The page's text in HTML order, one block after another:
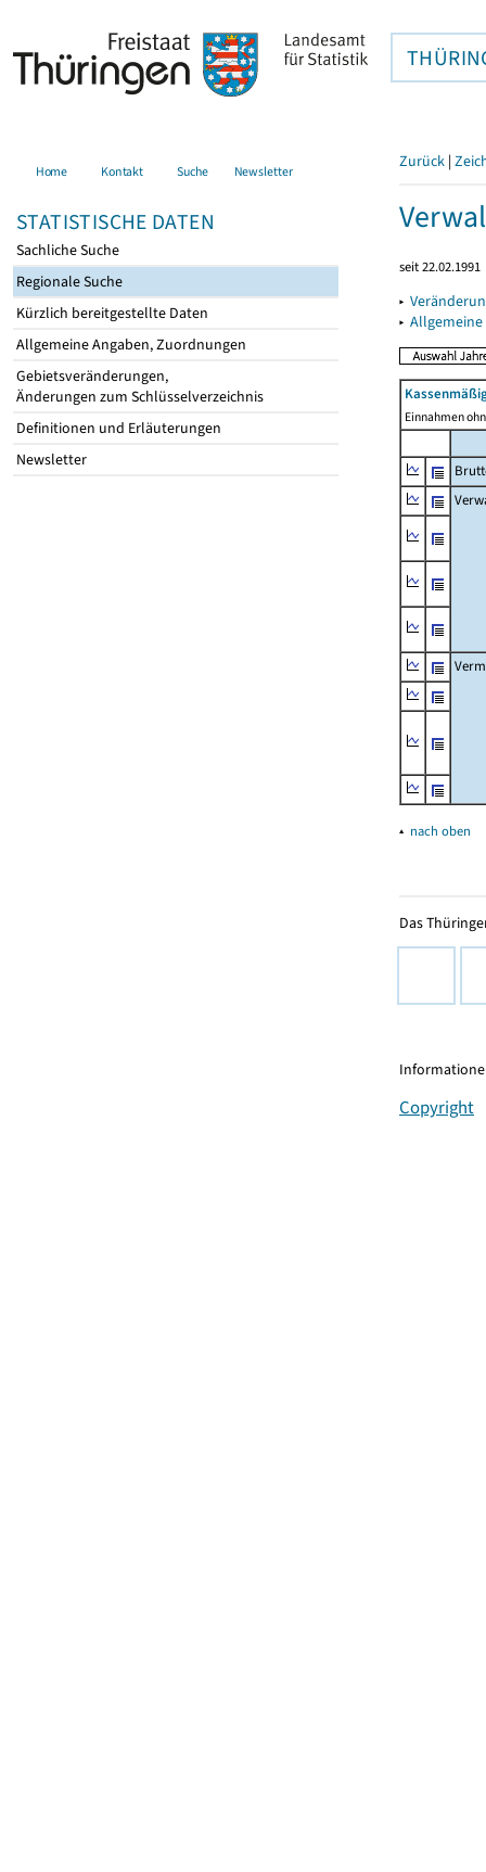
Home Kontakt Suche Newsletter
STATISTISCHE DATEN
Sachliche Suche
Regionale Suche
Kürzlich bereitgestellte Daten
Allgemeine Angaben, Zuordnungen
Gebietsveränderungen,
Änderungen zum Schlüsselverzeichnis
Definitionen und Erläuterungen
Newsletter
Zurück |
seit 22.02.1991
▸
▸
Einnahmen
▴ nach oben
Das
Copyright